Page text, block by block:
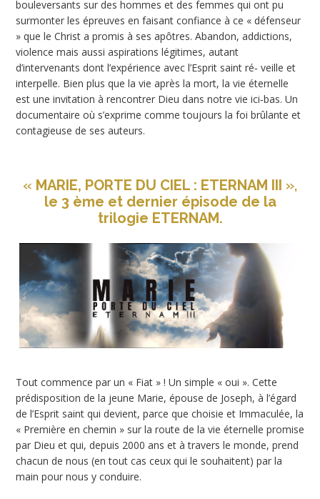
bouleversants sur des hommes et des femmes qui ont pu
surmonter les épreuves en faisant confiance à ce « défenseur
» que le Christ a promis à ses apôtres. Abandon, addictions,
violence mais aussi aspirations légitimes, autant
d’intervenants dont l’expérience avec l’Esprit saint ré‐ veille et
interpelle. Bien plus que la vie après la mort, la vie éternelle
est une invitation à rencontrer Dieu dans notre vie ici‐bas. Un
documentaire où s’exprime comme toujours la foi brûlante et
contagieuse de ses auteurs.
« MARIE, PORTE DU CIEL : ETERNAM III »,
le 3 ème et dernier épisode de la
trilogie ETERNAM.
Tout commence par un « Fiat » ! Un simple « oui ». Cette
prédisposition de la jeune Marie, épouse de Joseph, à l’égard
de l’Esprit saint qui devient, parce que choisie et Immaculée, la
« Première en chemin » sur la route de la vie éternelle promise
par Dieu et qui, depuis 2000 ans et à travers le monde, prend
chacun de nous (en tout cas ceux qui le souhaitent) par la
main pour nous y conduire.